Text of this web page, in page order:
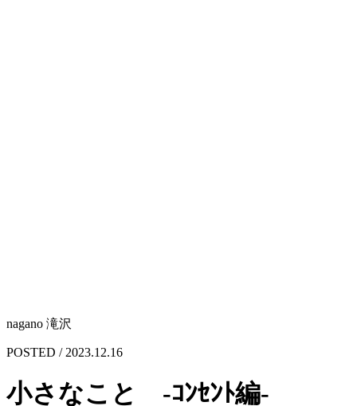
nagano 滝沢
POSTED / 2023.12.16
小さなこと ‐ｺﾝｾﾝﾄ編-